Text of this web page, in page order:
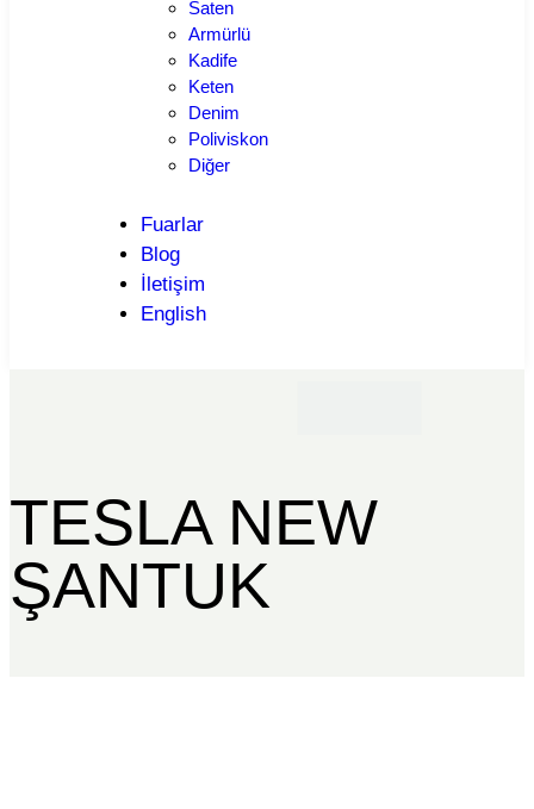
Saten
Armürlü
Kadife
Keten
Denim
Poliviskon
Diğer
Fuarlar
Blog
İletişim
English
TESLA NEW
ŞANTUK